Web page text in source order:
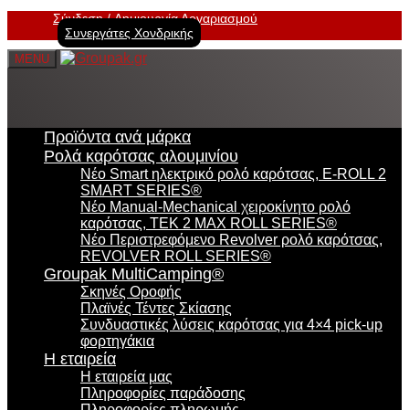
Σύνδεση
Δημιουργία Λογαριασμού
Συνεργάτες Χονδρικής
MENU
Προϊόντα ανά μάρκα
Ρολά καρότσας αλουμινίου
Νέο Smart ηλεκτρικό ρολό καρότσας, E-ROLL 2
SMART SERIES®
Νέο Manual-Mechanical χειροκίνητο ρολό
καρότσας, TEK 2 MAX ROLL SERIES®
Νέο Περιστρεφόμενο Revolver ρολό καρότσας,
REVOLVER ROLL SERIES®
Groupak MultiCamping®
Σκηνές Οροφής
Πλαϊνές Τέντες Σκίασης
Συνδυαστικές λύσεις καρότσας για 4×4 pick-up
φορτηγάκια
Η εταιρεία
Η εταιρεία μας
Πληροφορίες παράδοσης